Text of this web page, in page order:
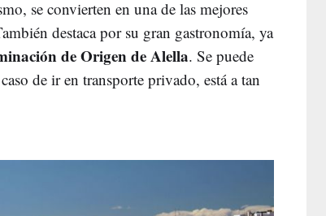
se convierten en una de las mejores
destaca por su gran gastronomía, ya
de Origen de Alella. Se puede
de ir en transporte privado, está a tan